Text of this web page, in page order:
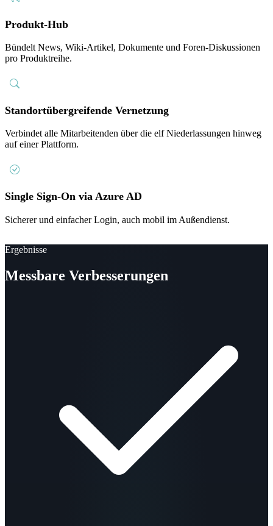
Produkt-Hub
Bündelt News, Wiki-Artikel, Dokumente und Foren-Diskussionen
pro Produktreihe.
Standortübergreifende Vernetzung
Verbindet alle Mitarbeitenden über die elf Niederlassungen hinweg
auf einer Plattform.
Single Sign-On via Azure AD
Sicherer und einfacher Login, auch mobil im Außendienst.
Ergebnisse
Messbare Verbesserungen